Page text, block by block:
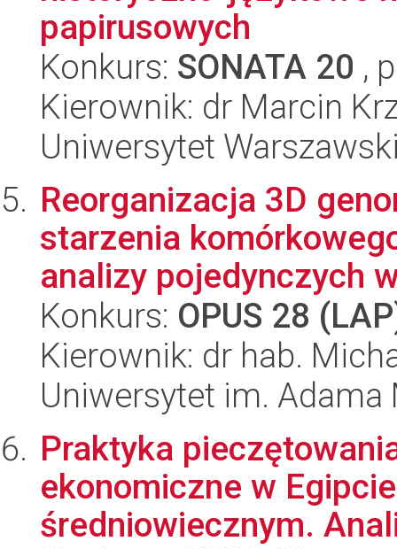
papirusowych
Konkurs: SONATA 20 ,
Kierownik: dr Marcin
Uniwersytet
Reorganizacja 3D
starzenia
analizy pojedynczych
Konkurs: OPUS 28
Kierownik: dr hab.
Uniwersytet im.
Praktyka
ekonomiczne w
średniowiecznym.